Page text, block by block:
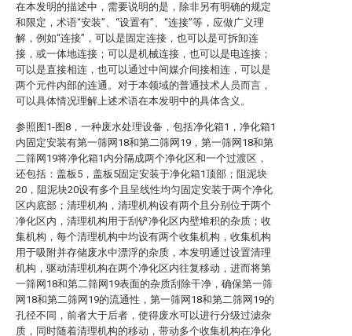
在本发明的描述中，需要说明的是，除非另有明确的规定
和限定，术语“安装”、“设置有”、“连接”等，应做广义理
解，例如“连接”，可以是固定连接，也可以是可拆卸连
接，或一体地连接；可以是机械连接，也可以是电连接；
可以是直接相连，也可以通过中间媒介间接相连，可以是
两个元件内部的连通。对于本领域的普通技术人员而言，
可以具体情况理解上述术语在本发明中的具体含义。
参照图1-图8，一种废水处理设备，包括净化箱1，净化箱1
内固定安装有第一筛网18和第二筛网19，第一筛网18和第
二筛网19将净化箱1内分隔成两个净化区和一个过渡区，
还包括：盖板5，盖板5固定安装于净化箱1顶部；阻泥块
20，阻泥块20设有多个且呈线性均匀固定安装于两个净化
区内底部；清理机构，清理机构设有两个且分别位于两个
净化区内，清理机构用于刮铲净化区内壁堆积的杂质；收
集机构，每个清理机构中均设有两个收集机构，收集机构
用于吸附并存储废水中漂浮的杂质，本发明通过设置清理
机构，驱动清理机构在两个净化区内往复移动，进而将第
一筛网18和第二筛网19表面的杂质刮除干净，确保第一筛
网18和第二筛网19的流通性，第一筛网18和第二筛网19的
孔径不同，前者大于后者，使得废水可以进行分级过滤杂
质，同时随着清理机构的移动，带动多个收集机构在净化